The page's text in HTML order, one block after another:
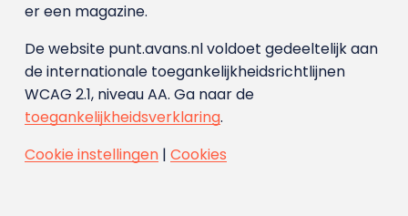
er een magazine.
De website punt.avans.nl voldoet gedeeltelijk aan
de internationale toegankelijkheidsrichtlijnen
WCAG 2.1, niveau AA. Ga naar de
toegankelijkheidsverklaring.
Cookie instellingen| Cookies